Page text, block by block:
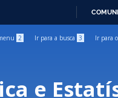
2 Ir para a busca 3 Ir para
e